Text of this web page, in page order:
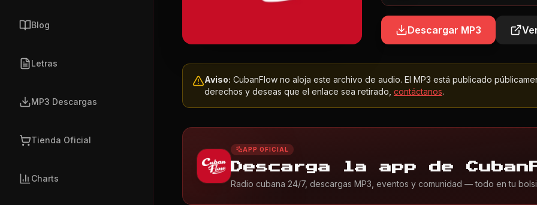
Blog
Letras
MP3 Descargas
Tienda Oficial
Charts
Descargar MP3
Aviso: CubanFlow no aloja este archivo de audio. El MP3 está publicado
derechos y deseas que el enlace sea retirado, contáctanos.
APP OFICIAL
Descarga la app de
Radio cubana 24/7, descargas MP3, eventos y comunidad — todo en tu